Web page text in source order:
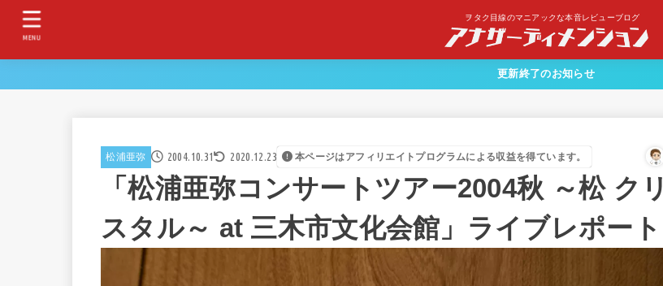
ヲタク目線のマニアックな本音レビューブログ
MENU
更新終了のお知らせ
松浦亜弥 2004.10.31 2020.12.23 本ページはアフィリエイトプログラムによる収益を得ています。
「松浦亜弥コンサートツアー2004秋 ～松 クリ
スタル～ at 三木市文化会館」ライブレポート